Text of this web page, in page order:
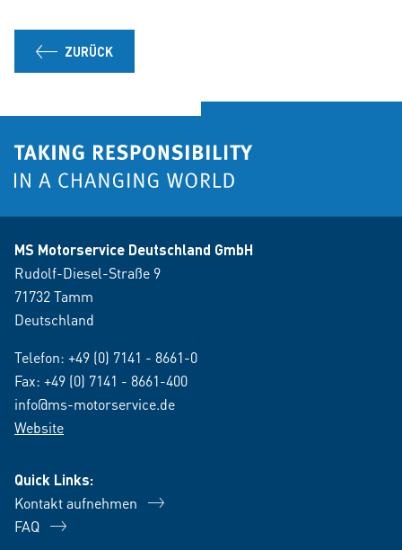
ZURÜCK
MS Motorservice Deutschland GmbH
Rudolf-Diesel-Straße 9
71732 Tamm
Deutschland
Telefon: +49 (0) 7141 - 8661-0
Fax: +49 (0) 7141 - 8661-400
info@ms-motorservice.de
Website
Quick Links:
Kontakt aufnehmen
FAQ